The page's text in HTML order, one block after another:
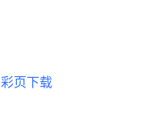
彩页下载